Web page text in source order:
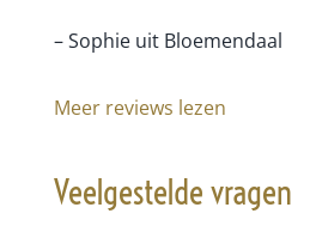
– Sophie uit Bloemendaal
Meer reviews lezen
Veelgestelde vragen